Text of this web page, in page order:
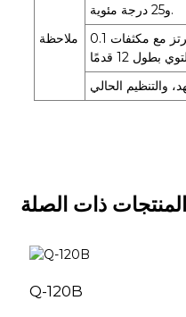
ملاحظة
و25 درجة مئوية.
تم قياس جهد التموج والضوضاء على راسم ذبذبات عرض النطاق الترددي 20 ميجا هرتز مع مكثفات 0.1
المنتجات ذات الصلة
Q-120B